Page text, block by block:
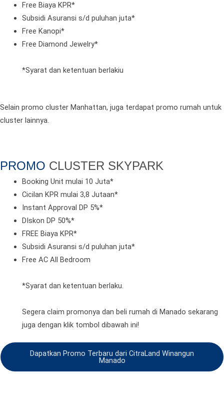
Free Biaya KPR*
Subsidi Asuransi s/d puluhan juta*
Free Kanopi*
Free Diamond Jewelry*
*Syarat dan ketentuan berlakiu
Selain promo cluster Manhattan, juga terdapat promo rumah untuk
cluster lainnya.
PROMO CLUSTER SKYPARK
Booking Unit mulai 10 Juta*
Cicilan KPR mulai 3,8 Jutaan*
Instant Approval DP 5%*
DIskon DP 50%*
FREE Biaya KPR*
Subsidi Asuransi s/d puluhan juta*
Free AC All Bedroom
*Syarat dan ketentuan berlaku.
Segera claim promonya dan beli rumah di Manado sekarang
juga dengan klik tombol dibawah ini!
Dapatkan Promo Terbaru dari CitraLand Winangun
Manado